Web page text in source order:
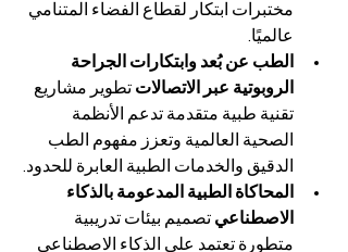
مختبرات ابتكار لقطاع الفضاء المتنامي
عالميًا.
الطب عن بُعد وابتكارات الجراحة
الروبوتية عبر الاتصالات تطوير مشاريع
تقنية طبية متقدمة تدعم الأنظمة
الصحية العالمية وتعزز مفهوم الطب
الدقيق والخدمات الطبية العابرة للحدود.
المحاكاة الطبية المدعومة بالذكاء
الاصطناعي تصميم بيئات تدريبية
متطورة تعتمد على الذكاء الاصطناعي